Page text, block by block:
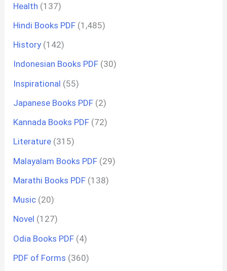
Health (137)
Hindi Books PDF (1,485)
History (142)
Indonesian Books PDF (30)
Inspirational (55)
Japanese Books PDF (2)
Kannada Books PDF (72)
Literature (315)
Malayalam Books PDF (29)
Marathi Books PDF (138)
Music (20)
Novel (127)
Odia Books PDF (4)
PDF of Forms (360)